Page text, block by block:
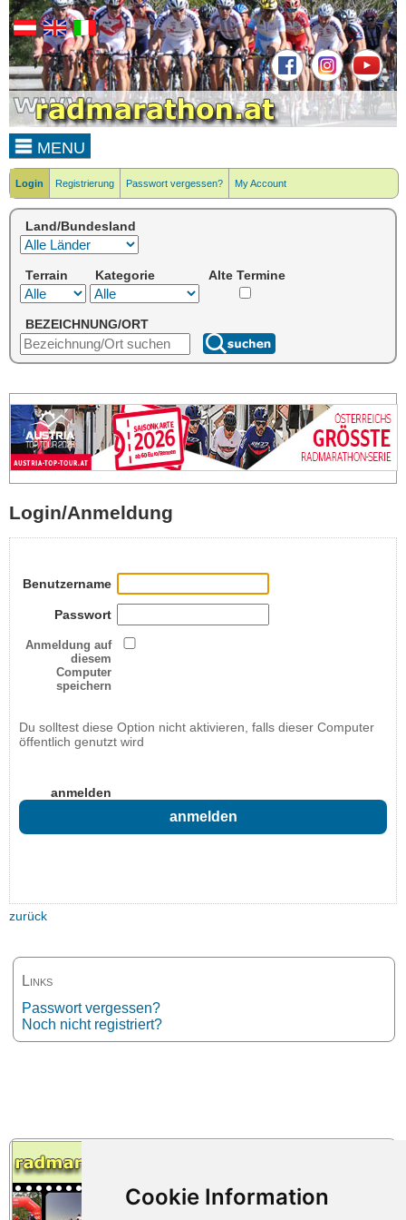
MENU
Login Registrierung Passwort vergessen? My Account
Land/Bundesland
Terrain Kategorie Alte Termine
BEZEICHNUNG/ORT
Login/Anmeldung
Links
Passwort vergessen?
Noch nicht registriert?
Benutzername
Passwort
Anmeldung auf
diesem
Computer
speichern
Du solltest diese Option nicht aktivieren, falls dieser Computer
öffentlich genutzt wird
anmelden
zurück